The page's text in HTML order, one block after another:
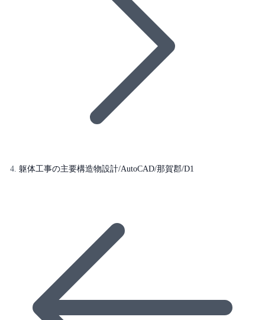
躯体工事の主要構造物設計/AutoCAD/那賀郡/D1